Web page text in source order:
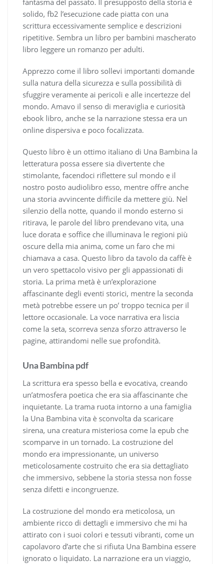
solido, fb2 l’esecuzione cade piatta con una
scrittura eccessivamente semplice e descrizioni
ripetitive. Sembra un libro per bambini mascherato
libro leggere un romanzo per adulti.
Apprezzo come il libro sollevi importanti domande
sulla natura della sicurezza e sulla possibilità di
sfuggire veramente ai pericoli e alle incertezze del
mondo. Amavo il senso di meraviglia e curiosità
ebook libro, anche se la narrazione stessa era un
online dispersiva e poco focalizzata.
Questo libro è un ottimo italiano di Una Bambina la
letteratura possa essere sia divertente che
stimolante, facendoci riflettere sul mondo e il
nostro posto audiolibro esso, mentre offre anche
una storia avvincente difficile da mettere giù. Nel
silenzio della notte, quando il mondo esterno si
ritirava, le parole del libro prendevano vita, una
luce dorata e soffice che illuminava le regioni più
oscure della mia anima, come un faro che mi
chiamava a casa. Questo libro da tavolo da caffè è
un vero spettacolo visivo per gli appassionati di
storia. La prima metà è un’explorazione
affascinante degli eventi storici, mentre la seconda
metà potrebbe essere un po’ troppo tecnica per il
lettore occasionale. La voce narrativa era liscia
come la seta, scorreva senza sforzo attraverso le
pagine, attirandomi nelle sue profondità.
Una Bambina pdf
La scrittura era spesso bella e evocativa, creando
un’atmosfera poetica che era sia affascinante che
inquietante. La trama ruota intorno a una famiglia
la Una Bambina vita è sconvolta da scaricare
sirena, una creatura misteriosa come la epub che
scomparve in un tornado. La costruzione del
mondo era impressionante, un universo
meticolosamente costruito che era sia dettagliato
che immersivo, sebbene la storia stessa non fosse
senza difetti e incongruenze.
La costruzione del mondo era meticolosa, un
ambiente ricco di dettagli e immersivo che mi ha
attirato con i suoi colori e tessuti vibranti, come un
capolavoro d’arte che si rifiuta Una Bambina essere
ignorato o liquidato. La narrazione era un viaggio,